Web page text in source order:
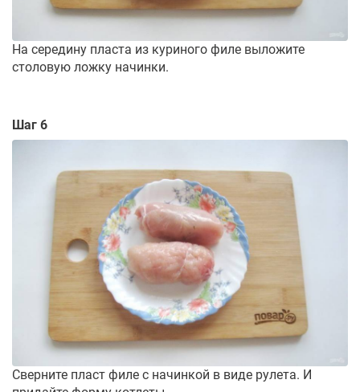
На середину пласта из куриного филе выложите
столовую ложку начинки.
Шаг 6
Сверните пласт филе с начинкой в виде рулета. И